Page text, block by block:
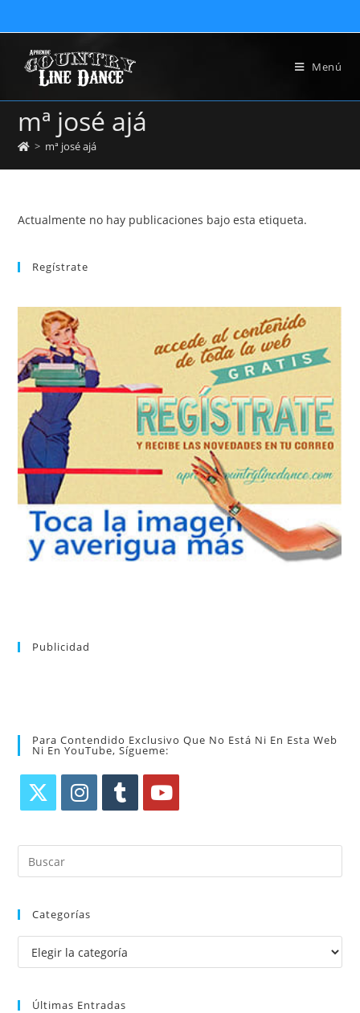
Menú
mª josé ajá
> mª josé ajá
Actualmente no hay publicaciones bajo esta etiqueta.
Regístrate
Tras registrarte tendrás acceso completo a la web. Puedes
consultar el directorio alfabético de vídeos tutoriales y
aprender la coreografía que más te apetezca. Recibirás en tu
correo la newsletter con las novedades tanto en el blog, como
de nuevos bailes. En cualquier momento puedes dar de baja
tu suscripción a la newsletter sin dejar de estar registrado.
REGÍSTRATE
Publicidad
Para Contendido Exclusivo Que No Está Ni En Esta Web
Ni En YouTube, Sígueme:
Categorías
Últimas Entradas